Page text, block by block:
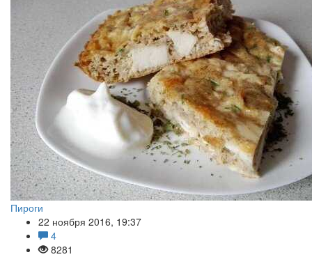
Пироги
22 ноября 2016, 19:37
4
8281